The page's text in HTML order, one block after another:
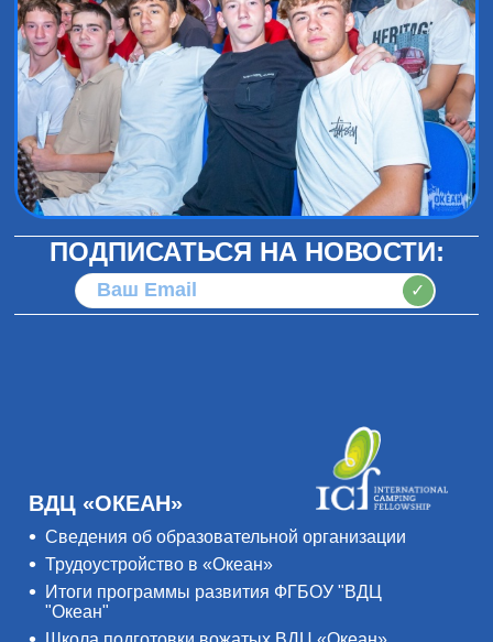
ПОДПИСАТЬСЯ НА НОВОСТИ:
✓
ВДЦ «ОКЕАН»
Сведения об образовательной организации
Трудоустройство в «Океан»
Итоги программы развития ФГБОУ "ВДЦ
"Океан"